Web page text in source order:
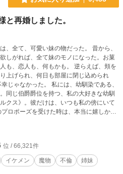
と再婚しました。
全て、可愛い妹の物だった。 昔から、
しがれば、全て妹のモノになった。お菓
も、恋人も、何もかも。 逆らえば、頬を
上げられ、何日も部屋に閉じ込められ
同じ伯爵爵位を持つ、私の大好きな幼馴
クス》。彼だけは、いつも私の傍にいて
プロポーズを受けた時は、本当に嬉しかっ
い出してくれたと思った。 私は貴方
ったーーー 例え、私に子供が出
レ嫁と罵られようとも、義父から、マル
般を丸投げされようとも、私は、貴方さ
で幸せだったのにーーー。 「《ルエ
なさぁい。私、カイン様との子供を授か
位 / 66,321件
イケメン 魔物 不倫
姉妹